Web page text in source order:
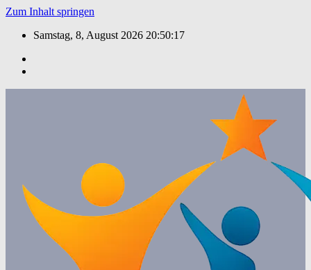
Zum Inhalt springen
Samstag, 8, August 2026 20:50:17